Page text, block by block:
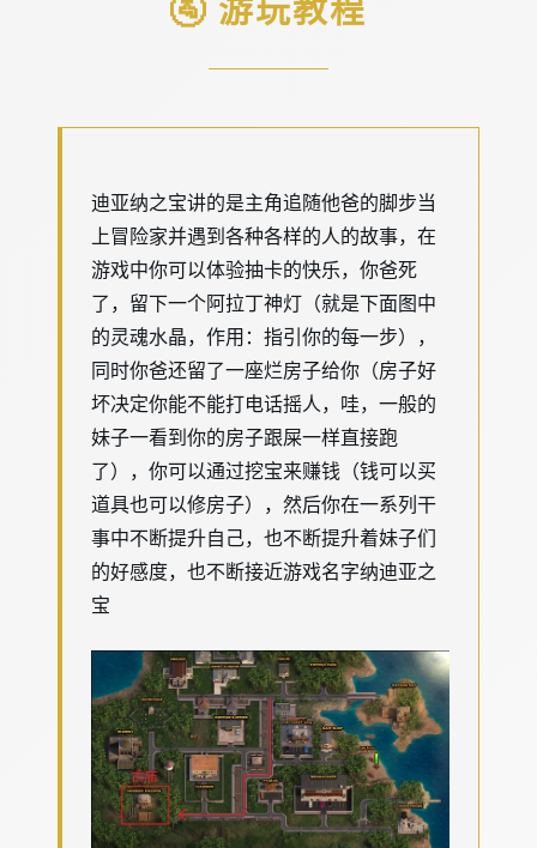
迪亚纳之宝讲的是主角追随他爸的脚步当
上冒险家并遇到各种各样的人的故事，在
游戏中你可以体验抽卡的快乐，你爸死
了，留下一个阿拉丁神灯（就是下面图中
的灵魂水晶，作用：指引你的每一步），
同时你爸还留了一座烂房子给你（房子好
坏决定你能不能打电话摇人，哇，一般的
妹子一看到你的房子跟屎一样直接跑
了），你可以通过挖宝来赚钱（钱可以买
道具也可以修房子），然后你在一系列干
事中不断提升自己，也不断提升着妹子们
的好感度，也不断接近游戏名字纳迪亚之
宝